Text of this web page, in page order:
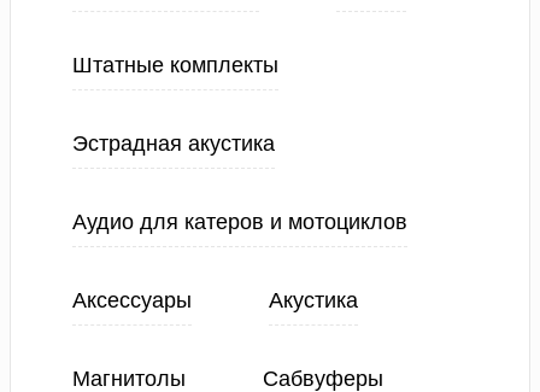
Штатные комплекты
Эстрадная акустика
Аудио для катеров и мотоциклов
Аксессуары Акустика
Магнитолы Сабвуферы